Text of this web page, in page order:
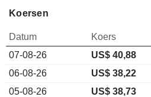
Koersen
Datum Koers
07-08-26
US$ 40,88
06-08-26
US$ 38,22
05-08-26
US$ 38,73